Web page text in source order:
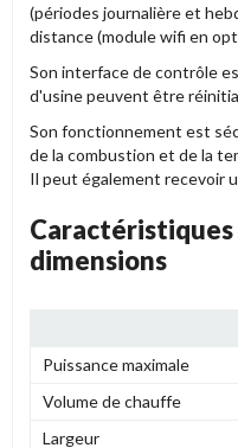
(périodes journalière et
distance (module wifi en
Son interface de contrôle
d'usine peuvent être
Son fonctionnement est
de la combustion et de la
Il peut également recevoir
dimensions
Puissance maximale
Volume de chauffe
Largeur